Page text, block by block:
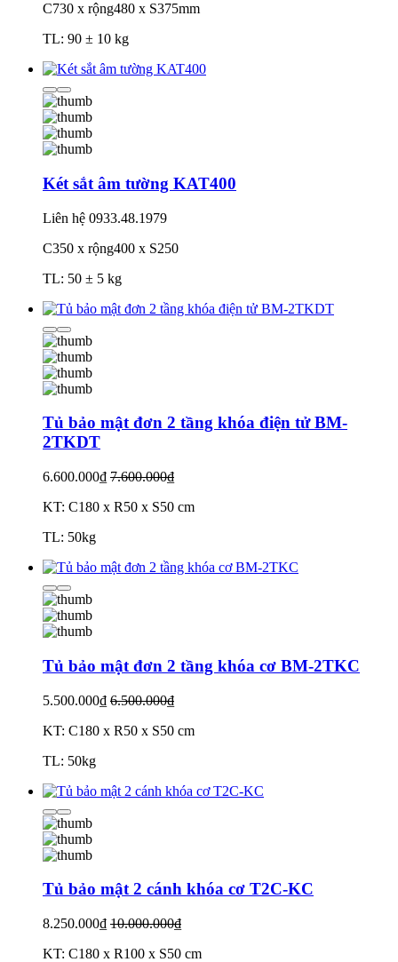
C730 x rộng480 x S375mm
TL: 90 ± 10 kg
Két sắt âm tường KAT400
Liên hệ 0933.48.1979
C350 x rộng400 x S250
TL: 50 ± 5 kg
Tủ bảo mật đơn 2 tầng khóa điện tử BM-
2TKDT
6.600.000₫ 7.600.000₫
KT: C180 x R50 x S50 cm
TL: 50kg
Tủ bảo mật đơn 2 tầng khóa cơ BM-2TKC
5.500.000₫ 6.500.000₫
KT: C180 x R50 x S50 cm
TL: 50kg
Tủ bảo mật 2 cánh khóa cơ T2C-KC
8.250.000₫ 10.000.000₫
KT: C180 x R100 x S50 cm